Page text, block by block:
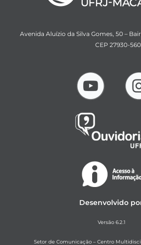
Avenida Aluízio da Silva Gomes, 50 –
CEP 27930-560
Desenvolvido
Versão 6.2.1
Setor de Comunicação – Centro